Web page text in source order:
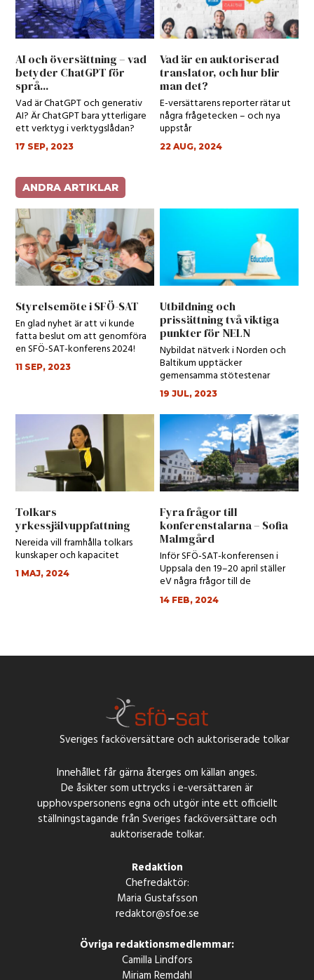
AI och översättning – vad
betyder ChatGPT för
språ...
Vad är ChatGPT och generativ
AI? Är ChatGPT bara ytterligare
ett verktyg i verktygslådan?
17 SEP, 2023
Vad är en auktoriserad
translator, och hur blir
man det?
E-versättarens reporter rätar ut
några frågetecken – och nya
uppstår
22 AUG, 2024
ANDRA ARTIKLAR
Styrelsemöte i SFÖ-SAT
En glad nyhet är att vi kunde
fatta beslut om att genomföra
en SFÖ-SAT-konferens 2024!
11 SEP, 2023
Utbildning och
prissättning två viktiga
punkter för NELN
Nybildat nätverk i Norden och
Baltikum upptäcker
gemensamma stötestenar
19 JUL, 2023
Tolkars
yrkessjälvuppfattning
Nereida vill framhålla tolkars
kunskaper och kapacitet
1 MAJ, 2024
Fyra frågor till
konferenstalarna – Sofia
Malmgård
Inför SFÖ-SAT-konferensen i
Uppsala den 19–20 april ställer
eV några frågor till de
medlemmar som ska...
14 FEB, 2024
Sveriges facköversättare och auktoriserade tolkar
Innehållet får gärna återges om källan anges.
De åsikter som uttrycks i e-versättaren är
upphovspersonens egna och utgör inte ett officiellt
ställningstagande från Sveriges facköversättare och
auktoriserade tolkar.
Redaktion
Chefredaktör:
Maria Gustafsson
redaktor@sfoe.se
Övriga redaktionsmedlemmar:
Camilla Lindfors
Miriam Remdahl